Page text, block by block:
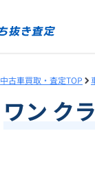
中古車買取・査定TOP
ワン ク